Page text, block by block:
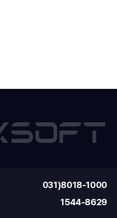
031)8018-1000
1544-8629